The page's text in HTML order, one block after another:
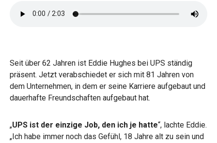
Seit über 62 Jahren ist Eddie Hughes bei UPS ständig
präsent. Jetzt verabschiedet er sich mit 81 Jahren von
dem Unternehmen, in dem er seine Karriere aufgebaut und
dauerhafte Freundschaften aufgebaut hat.
„UPS ist der einzige Job, den ich je hatte“, lachte Eddie.
„Ich habe immer noch das Gefühl, 18 Jahre alt zu sein und